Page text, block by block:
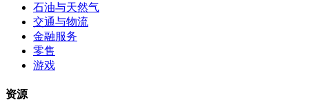
石油与天然气
交通与物流
金融服务
零售
游戏
资源